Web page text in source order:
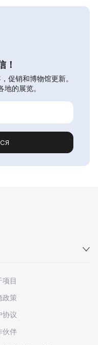
！
促销和博物馆更新。
的展览。
项目
政策
协议
伙伴